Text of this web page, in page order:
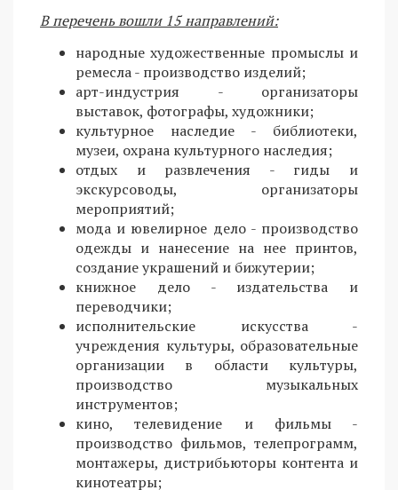
В перечень вошли 15 направлений:
народные художественные промыслы и
ремесла - производство изделий;
арт-индустрия - организаторы
выставок, фотографы, художники;
культурное наследие - библиотеки,
музеи, охрана культурного наследия;
отдых и развлечения - гиды и
экскурсоводы, организаторы
мероприятий;
мода и ювелирное дело - производство
одежды и нанесение на нее принтов,
создание украшений и бижутерии;
книжное дело - издательства и
переводчики;
исполнительские искусства -
учреждения культуры, образовательные
организации в области культуры,
производство музыкальных
инструментов;
кино, телевидение и фильмы -
производство фильмов, телепрограмм,
монтажеры, дистрибьюторы контента и
кинотеатры;